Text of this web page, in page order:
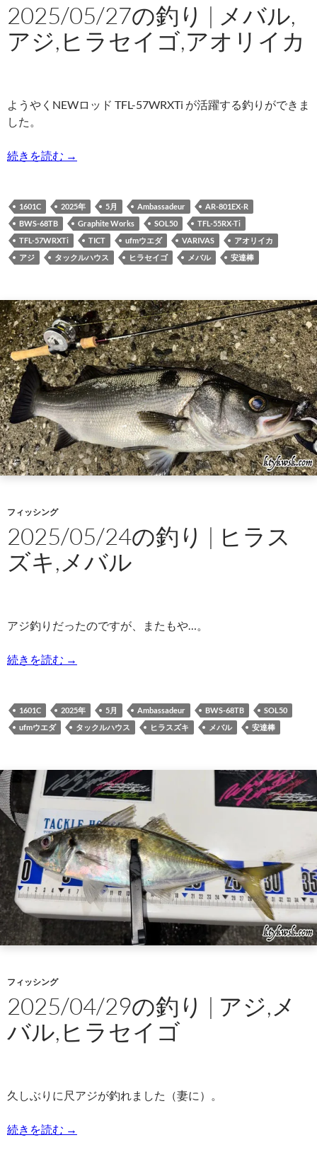
2025/05/27の釣り | メバル,
アジ,ヒラセイゴ,アオリイカ
ようやくNEWロッド TFL-57WRXTi が活躍する釣りができま
した。
続きを読む 2025/05/27の釣り | メバル,アジ,ヒラセイゴ,アオ
→
1601C 2025年 5月 Ambassadeur
AR-801EX-R
BWS-68TB
Graphite Works SOL50
TFL-55RX-Ti
TFL-57WRXTi
TICT ufmウエダ VARIVAS
アオリイカ
アジ
タックルハウス ヒラセイゴ メバル 安達棒
フィッシング
2025/05/24の釣り | ヒラス
ズキ,メバル
アジ釣りだったのですが、またもや…。
続きを読む 2025/05/24の釣り | ヒラスズキ,メバル
→
1601C 2025年 5月 Ambassadeur BWS-68TB
SOL50
ufmウエダ
タックルハウス ヒラスズキ メバル 安達棒
フィッシング
2025/04/29の釣り | アジ,メ
バル,ヒラセイゴ
久しぶりに尺アジが釣れました（妻に）。
続きを読む 2025/04/29の釣り | アジ,メバル,ヒラセイゴ
→